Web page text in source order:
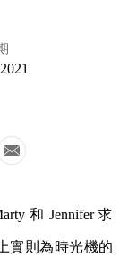
和 Jennifer 求
實則為時光機的